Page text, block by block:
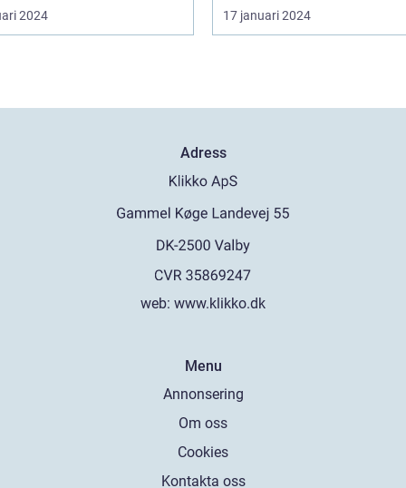
2024 17 januari 2024
Adress
web: www.klikko.dk
Menu
Annonsering
Om oss
Cookies
Kontakta oss